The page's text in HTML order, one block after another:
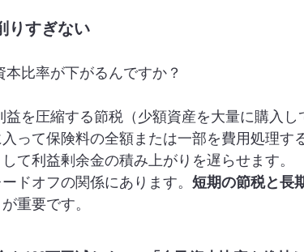
りすぎない
比率が下がるんですか？
益を圧縮する節税（少額資産を大量に購入し
って保険料の全額または一部を費用処理す
て利益剰余金の積み上がりを遅らせます。
ドオフの関係にあります。 短期の節税と長
重要です。